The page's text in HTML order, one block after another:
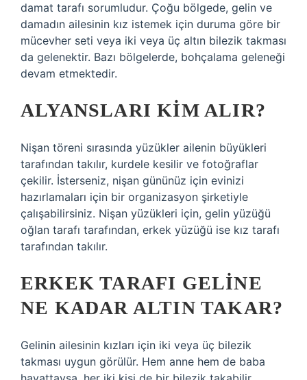
damat tarafı sorumludur. Çoğu bölgede, gelin ve
damadın ailesinin kız istemek için duruma göre bir
mücevher seti veya iki veya üç altın bilezik takması
da gelenektir. Bazı bölgelerde, bohçalama geleneği
devam etmektedir.
ALYANSLARI KIM ALIR?
Nişan töreni sırasında yüzükler ailenin büyükleri
tarafından takılır, kurdele kesilir ve fotoğraflar
çekilir. İsterseniz, nişan gününüz için evinizi
hazırlamaları için bir organizasyon şirketiyle
çalışabilirsiniz. Nişan yüzükleri için, gelin yüzüğü
oğlan tarafı tarafından, erkek yüzüğü ise kız tarafı
tarafından takılır.
ERKEK TARAFI GELINE
NE KADAR ALTIN TAKAR?
Gelinin ailesinin kızları için iki veya üç bilezik
takması uygun görülür. Hem anne hem de baba